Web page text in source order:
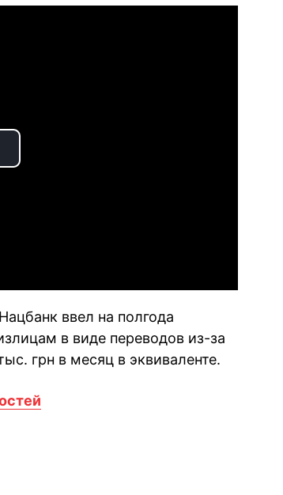
ввел на полгода
в виде переводов из-за
грн в месяц в эквиваленте.